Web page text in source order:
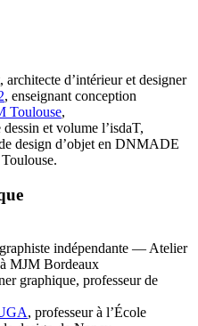
d’intérieur et designer
, enseignant conception
Toulouse,
et volume l’isdaT,
design d’objet en DNMADE
indépendante — Atelier
MJM Bordeaux
graphique, professeur de
, professeur à l’École